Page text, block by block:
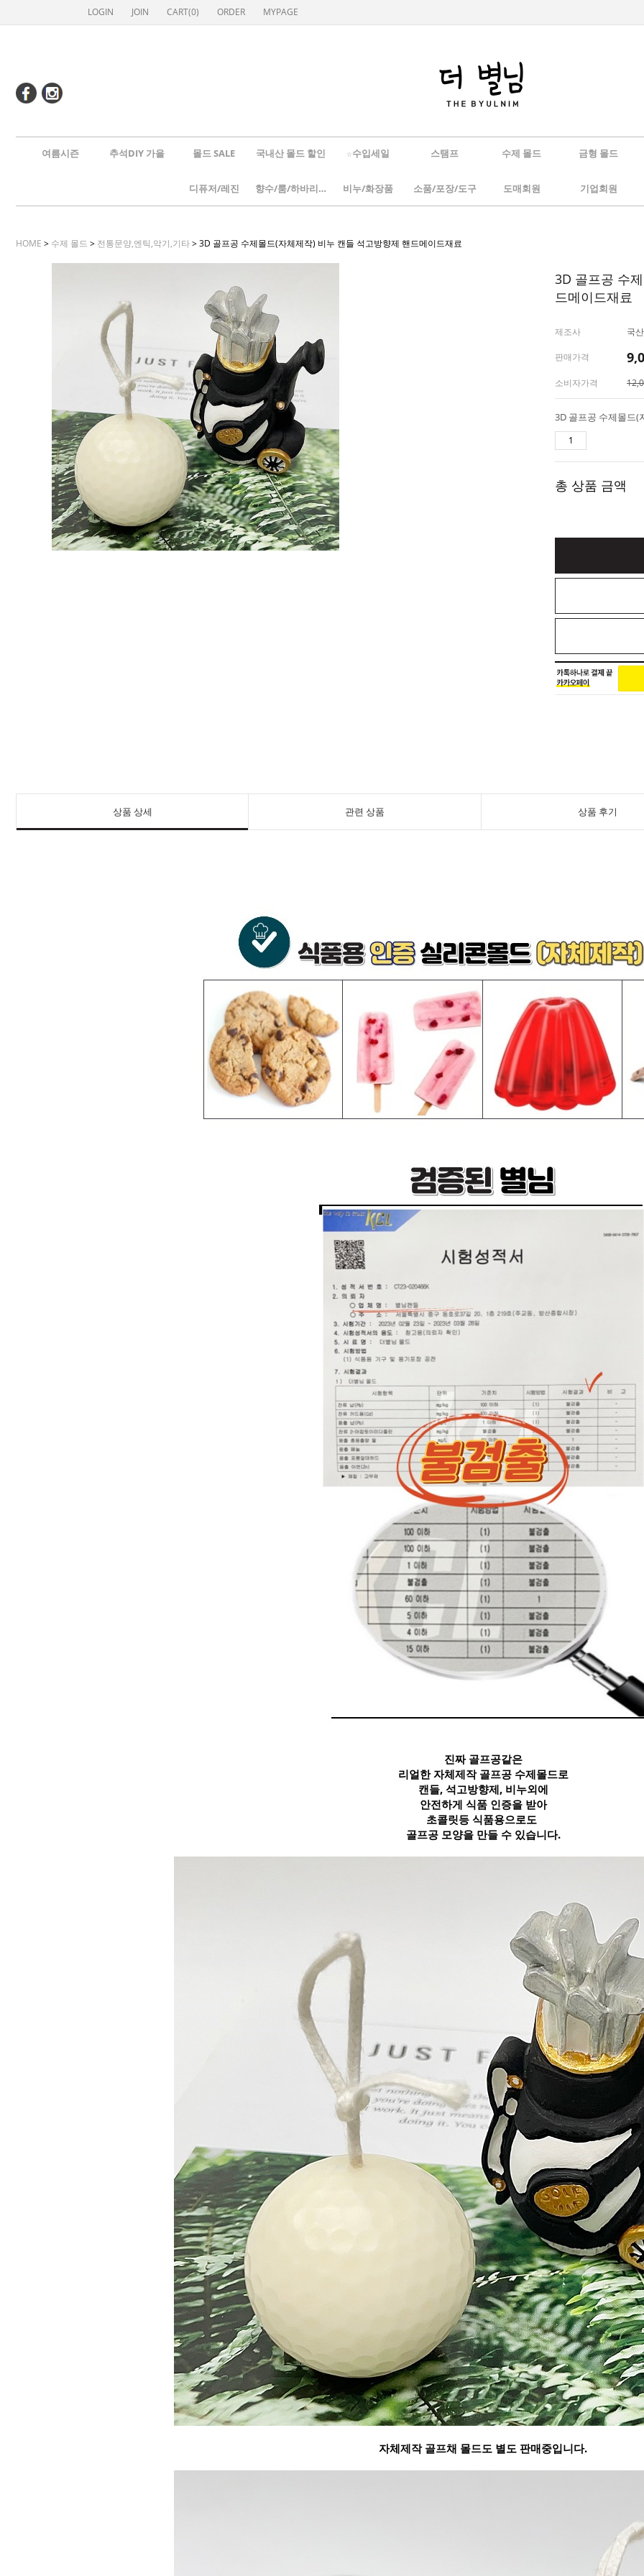
LOGIN JOIN CART(0) ORDER MYPAGE
여름시즌 추석DIY 가을 몰드 SALE 국내산 몰드 할인 ☆수입세일 스탬프 수제 몰드 금형 몰드
디퓨저/레진 향수/룸/하바리움 비누/화장품 소품/포장/도구 도매회원 기업회원
HOME > 수제 몰드 > 전통문양,엔틱,악기,기타> 3D 골프공 수제몰드(자체제작) 비누 캔들 석고방향제 핸드메이드재료
3D 골프공 수
드메이드재료
제조사 국산
판매가격
소비자가격
총 상품 금액
상품 상세 관련 상품 상품 후기
진짜 골프공같은
리얼한 자체제작 골프공 수제몰드로
캔들, 석고방향제, 비누외에
안전하게 식품 인증을 받아
초콜릿등 식품용으로도
골프공 모양을 만들 수 있습니다.
자체제작 골프채 몰드도 별도 판매중입니다.